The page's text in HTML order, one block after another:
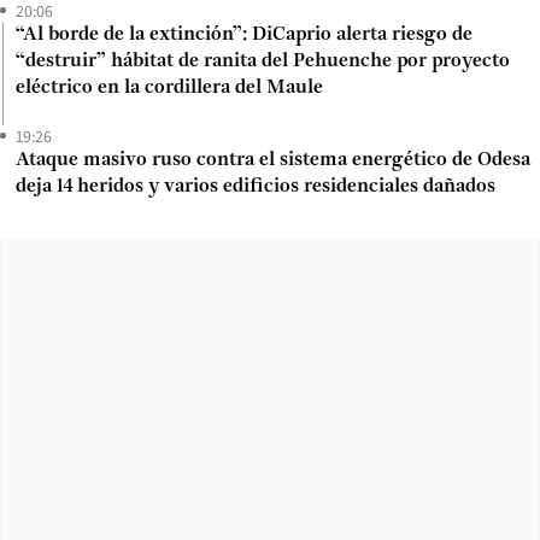
20:06
“Al borde de la extinción”: DiCaprio alerta riesgo de
“destruir” hábitat de ranita del Pehuenche por proyecto
eléctrico en la cordillera del Maule
19:26
Ataque masivo ruso contra el sistema energético de Odesa
deja 14 heridos y varios edificios residenciales dañados